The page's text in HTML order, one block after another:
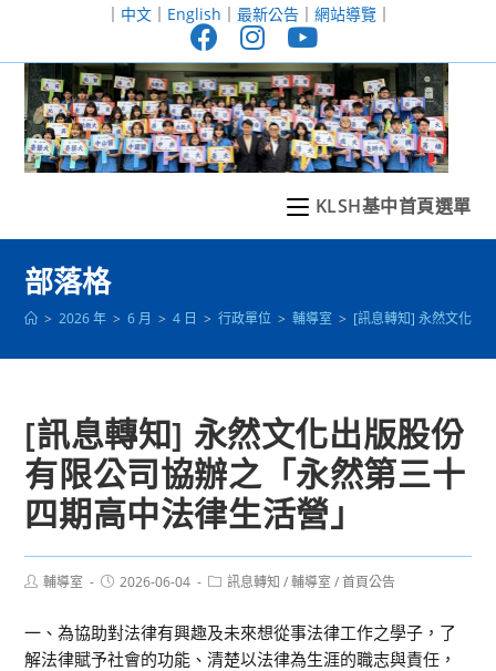
至
｜ 中文｜ English ｜ 最新公告｜ 網站導覽｜
KLSH基中首頁選單
部落格
> 2026 年 > 6 月 > 4 日 > 行政單位 > 輔導室 > [訊息轉知] 永然文化出
[訊息轉知] 永然文化出版股份
有限公司協辦之「永然第三十
四期高中法律生活營」
Post輔導室
Post2026-06-04
Post訊息轉知 / 輔導室 / 首頁公告
一、為協助對法律有興趣及未來想從事法律工作之學子，了
解法律賦予社會的功能、清楚以法律為生涯的職志與責任，